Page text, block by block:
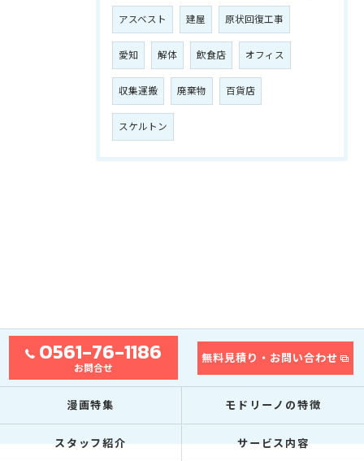
アスベスト 建屋 原状回復工事
愛知 解体 飲食店 オフィス
収集運搬 廃棄物 百貨店
スケルトン
0561-76-1186
お問合せ
無料見積り・お問い合わせ
漫画特集 モドリーノの特徴
スタッフ紹介 サービス内容